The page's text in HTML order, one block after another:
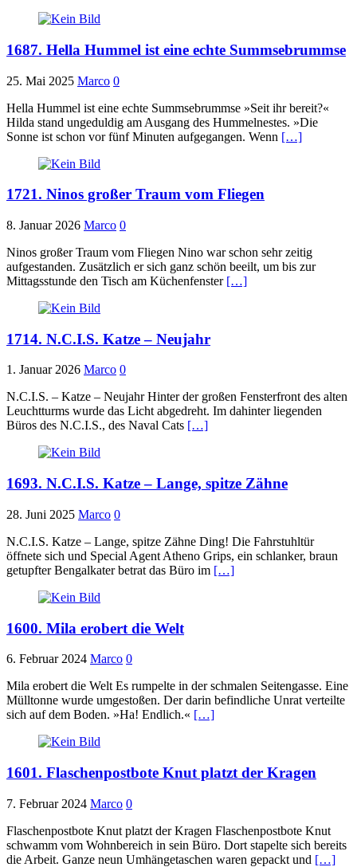
1687. Hella Hummel ist eine echte Summsebrummse
25. Mai 2025 Marco 0
Hella Hummel ist eine echte Summsebrummse »Seit ihr bereit?«
Hilda stand ungeduldig am Ausgang des Hummelnestes. »Die
Sonne ist schon vor fünf Minuten aufgegangen. Wenn […]
1721. Ninos großer Traum vom Fliegen
8. Januar 2026 Marco 0
Ninos großer Traum vom Fliegen Nino war schon sehr zeitig
aufgestanden. Zusätzlich er sich ganz schön beeilt, um bis zur
Mittagsstunde den Tisch am Küchenfenster […]
1714. N.C.I.S. Katze – Neujahr
1. Januar 2026 Marco 0
N.C.I.S. – Katze – Neujahr Hinter der großen Fensterfront des alten
Leuchtturms wurde das Licht abgedreht. Im dahinter liegenden
Büros des N.C.I.S., des Naval Cats […]
1693. N.C.I.S. Katze – Lange, spitze Zähne
28. Juni 2025 Marco 0
N.C.I.S. Katze – Lange, spitze Zähne Ding! Die Fahrstuhltür
öffnete sich und Special Agent Atheno Grips, ein schlanker, braun
getupfter Bengalkater betrat das Büro im […]
1600. Mila erobert die Welt
6. Februar 2024 Marco 0
Mila erobert die Welt Es rumpelte in der schmalen Seitengasse. Eine
Mülltonne wurde umgestoßen. Der darin befindliche Unrat verteilte
sich auf dem Boden. »Ha! Endlich.« […]
1601. Flaschenpostbote Knut platzt der Kragen
7. Februar 2024 Marco 0
Flaschenpostbote Knut platzt der Kragen Flaschenpostbote Knut
schwamm vom Wohnbereich in sein Büro. Dort stapelte sich bereits
die Arbeit. Ganze neun Umhängetaschen waren gepackt und […]